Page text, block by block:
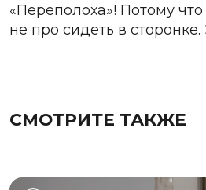
«Переполоха»! Потому
не про сидеть в
СМОТРИТЕ ТАКЖЕ